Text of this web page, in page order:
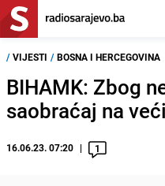
/ VIJESTI / BOSNA I HERCEGOVINA
BIHAMK: Zbog
saobraćaj na
16.06.23. 07:20 1